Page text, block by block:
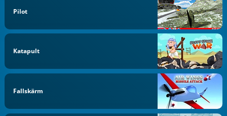
Pilot
Katapult
Fallskärm